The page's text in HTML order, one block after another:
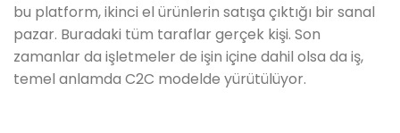
bu platform, ikinci el ürünlerin satışa çıktığı bir sanal
pazar. Buradaki tüm taraflar gerçek kişi. Son
zamanlar da işletmeler de işin içine dahil olsa da iş,
temel anlamda C2C modelde yürütülüyor.